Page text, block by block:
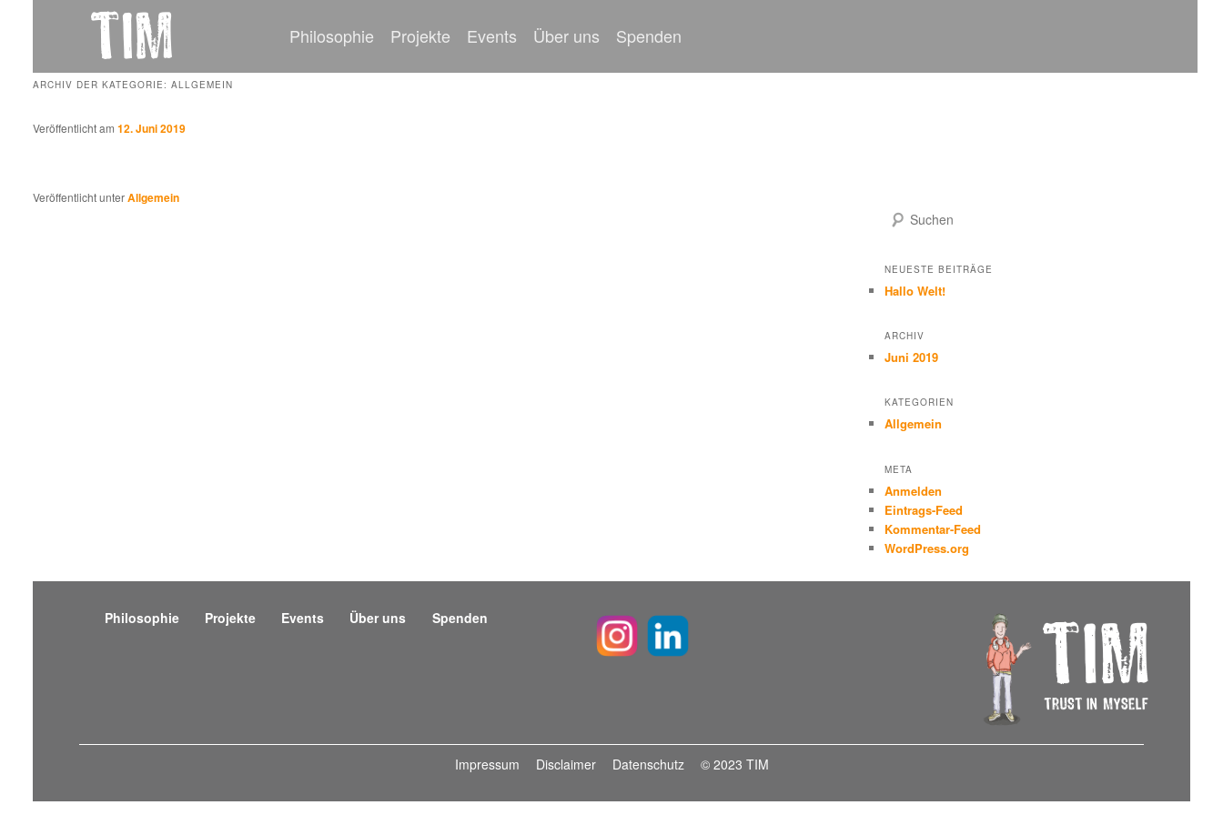
Hauptmenü
Zum
Zum Philosophie Projekte Events Über uns Spenden
ARCHIV DER KATEGORIE: ALLGEMEIN
Veröffentlicht am 12. Juni 2019
Veröffentlicht unterAllgemein
h
e
n
NEUESTE BEITRÄGE
Hallo Welt!
ARCHIV
Juni 2019
KATEGORIEN
Allgemein
META
Anmelden
Eintrags-Feed
Kommentar-Feed
WordPress.org
Philosophie Projekte Events Über uns Spenden
Impressum Disclaimer Datenschutz © 2023 TIM